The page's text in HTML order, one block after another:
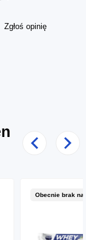
Zgłoś opinię
Poprzedni
Obecnie brak na